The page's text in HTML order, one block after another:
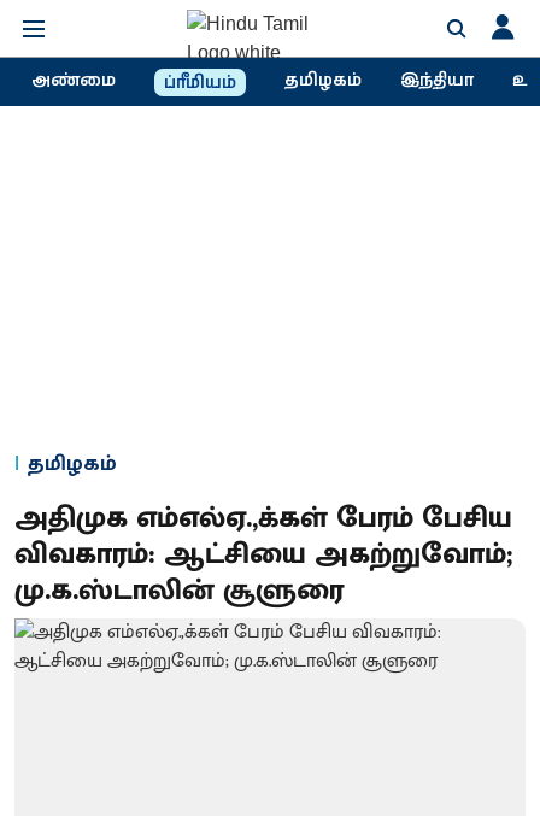
அண்மை ப்ரீமியம் தமிழகம் இந்தியா
தமிழகம்
அதிமுக எம்எல்ஏ.,க்கள் பேரம் பேசிய
விவகாரம்: ஆட்சியை அகற்றுவோம்;
மு.க.ஸ்டாலின் சூளுரை